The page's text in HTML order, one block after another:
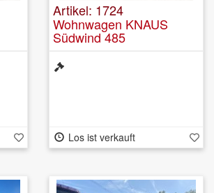
Artikel: 1724
Wohnwagen KNAUS
Südwind 485
Los ist verkauft